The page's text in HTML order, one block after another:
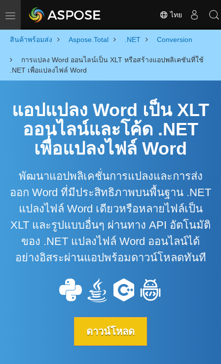
Toggle navigation ไทย
สินค้าพร้อมส่ง Aspose.Total .NET Conversion
การแปลง Word ออนไลน์เป็น XLT หรือสร้างแอปพลิเคชันที่ใช้
.NET เพื่อแปลงไฟล์ Word
แอปแปลง Word เป็น XLT
ออนไลน์และโค้ด .NET
เพื่อแปลงไฟล์ Word
พัฒนาแอปพลิเคชั่นการแปลงและการส่ง
ออก Word ที่มีประสิทธิภาพบนพื้นฐาน .NET
แปลงไฟล์ Word เดียวหรือหลายไฟล์เป็น
XLT และรูปแบบอื่นๆ ผ่านทาง API อัตโนมัติ
ของ .NET แปลงไฟล์ Word ออนไลน์ได้
อย่างอิสระผ่านแอปพร้อมดาวน์โหลดทันที
ดาวน์โหลด